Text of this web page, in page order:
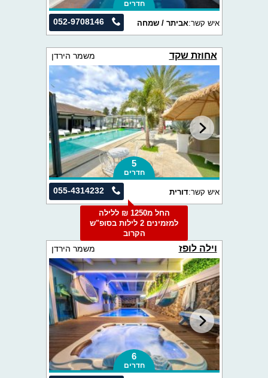
חדרים
052-9708146 איש קשר:אביתר / שמחה
אחוזת שקד משמר הירדן
5
חדרים
055-4314232 איש קשר:דורית
החל מ1250 ₪ ללילה
למזמינים 2 לילות בסופ"ש
הקרוב
וילה לופז משמר הירדן
6
חדרים